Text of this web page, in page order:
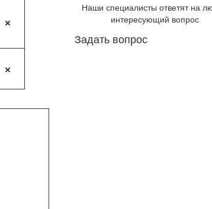
Наши специалисты ответят на
интересующий вопрос
Задать вопрос